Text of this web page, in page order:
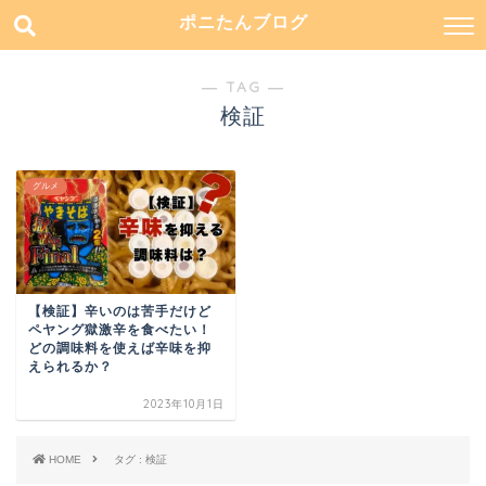
ポニたんブログ
― TAG ―
検証
グルメ
【検証】辛いのは苦手だけど
ペヤング獄激辛を食べたい！
どの調味料を使えば辛味を抑
えられるか？
2023年10月1日
HOME タグ : 検証